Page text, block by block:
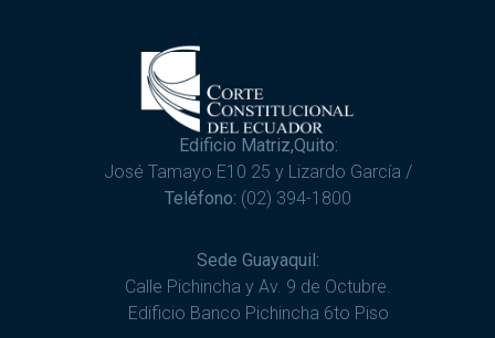
Edificio Matriz,Quito:
José Tamayo E10 25 y Lizardo García /
Teléfono: (02) 394-1800
Sede Guayaquil:
Calle Pichincha y Av. 9 de Octubre.
Edificio Banco Pichincha 6to Piso